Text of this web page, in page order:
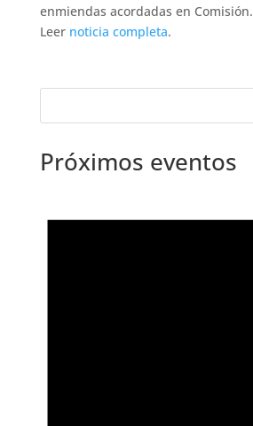
enmiendas acordadas en Comisión.
Leer noticia completa.
Próximos eventos